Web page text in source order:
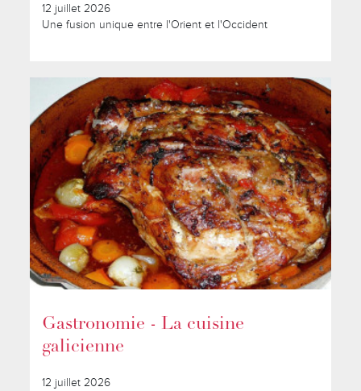
12 juillet 2026
Une fusion unique entre l'Orient et l'Occident
Gastronomie - La cuisine
galicienne
12 juillet 2026